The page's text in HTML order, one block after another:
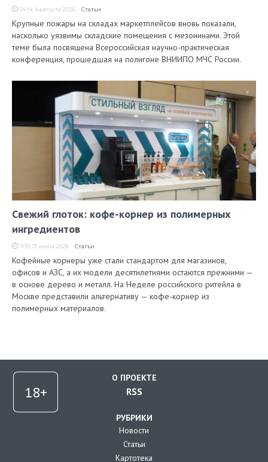
14:14, 4 августа 2026 Статьи
Крупные пожары на складах маркетплейсов вновь показали,
насколько уязвимы складские помещения с мезонинами. Этой
теме была посвящена Всероссийская научно-практическая
конференция, прошедшая на полигоне ВНИИПО МЧС России.
Свежий глоток: кофе-корнер из полимерных
ингредиентов
11:19, 17 июля 2026 Статьи
Кофейные корнеры уже стали стандартом для магазинов,
офисов и АЗС, а их модели десятилетиями остаются прежними —
в основе дерево и металл. На Неделе российского ритейла в
Москве представили альтернативу — кофе-корнер из
полимерных материалов.
О ПРОЕКТЕ
RSS
РУБРИКИ
Новости
Статьи
Картотека